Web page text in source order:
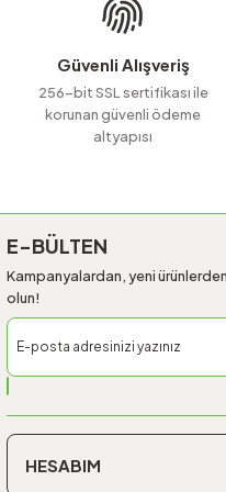
Bu ürüne benzer farklı
Güvenli Alışveriş
256-bit SSL sertifikası ile
korunan güvenli ödeme
altyapısı
E-BÜLTEN
Kampanyalardan, yeni
olun!
HESABIM